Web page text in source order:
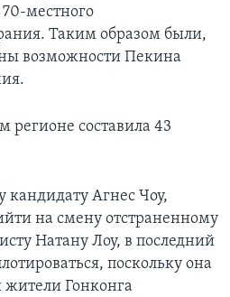
местного
Таким образом были,
возможности Пекина
регионе составила 43
Агнес Чоу,
на смену отстраненному
Натану Лоу, в последний
поскольку она
жители Гонконга